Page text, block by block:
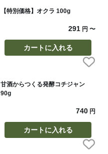
【特別価格】オクラ 100g
291 円〜
カートに入れる
甘酒からつくる発酵コチジャン
90g
740 円
カートに入れる